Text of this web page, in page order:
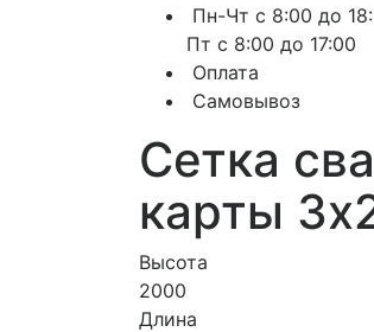
Пн-Чт с 8:00 до
Пт с 8:00 до 17:00
Оплата
Самовывоз
Сетка
карты
Высота
2000
Длина